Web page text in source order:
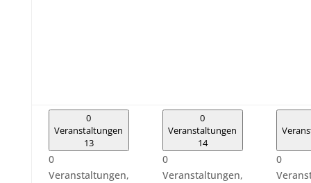
0
Veranstaltungen
13
0
Veranstaltungen,
0
Veranstaltungen
14
0
Veranstaltungen,
0